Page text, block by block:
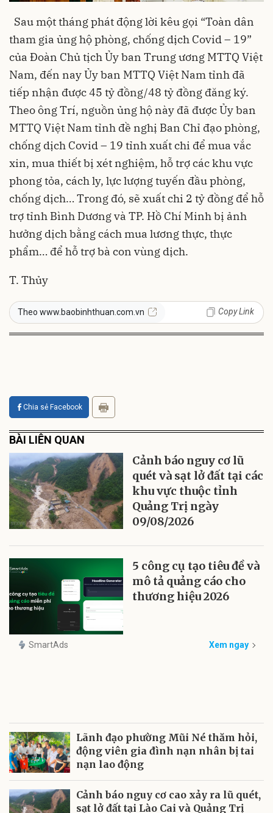
Sau một tháng phát động lời kêu gọi “Toàn dân
tham gia ủng hộ phòng, chống dịch Covid – 19”
của Đoàn Chủ tịch Ủy ban Trung ương MTTQ Việt
Nam, đến nay Ủy ban MTTQ Việt Nam tỉnh đã
tiếp nhận được 45 tỷ đồng/48 tỷ đồng đăng ký.
Theo ông Trí, nguồn ủng hộ này đã được Ủy ban
MTTQ Việt Nam tỉnh đề nghị Ban Chỉ đạo phòng,
chống dịch Covid – 19 tỉnh xuất chi để mua vắc
xin, mua thiết bị xét nghiệm, hỗ trợ các khu vực
phong tỏa, cách ly, lực lượng tuyến đầu phòng,
chống dịch… Trong đó, sẽ xuất chi 2 tỷ đồng để hỗ
trợ tỉnh Bình Dương và TP. Hồ Chí Minh bị ảnh
hưởng dịch bằng cách mua lương thực, thực
phẩm… để hỗ trợ bà con vùng dịch.
T. Thủy
Theo www.baobinhthuan.com.vn Copy Link
Chia sẻ Facebook
BÀI LIÊN QUAN
Cảnh báo nguy cơ lũ
quét và sạt lở đất tại các
khu vực thuộc tỉnh
Quảng Trị ngày
09/08/2026
5 công cụ tạo tiêu đề và
mô tả quảng cáo cho
thương hiệu 2026
SmartAds Xem ngay
Lãnh đạo phường Mũi Né thăm hỏi,
động viên gia đình nạn nhân bị tai
nạn lao động
Cảnh báo nguy cơ cao xảy ra lũ quét,
sạt lở đất tại Lào Cai và Quảng Trị